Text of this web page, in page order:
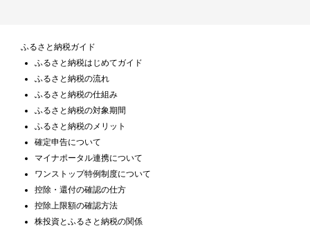
ふるさと納税ガイド
ふるさと納税はじめてガイド
ふるさと納税の流れ
ふるさと納税の仕組み
ふるさと納税の対象期間
ふるさと納税のメリット
確定申告について
マイナポータル連携について
ワンストップ特例制度について
控除・還付の確認の仕方
控除上限額の確認方法
株投資とふるさと納税の関係